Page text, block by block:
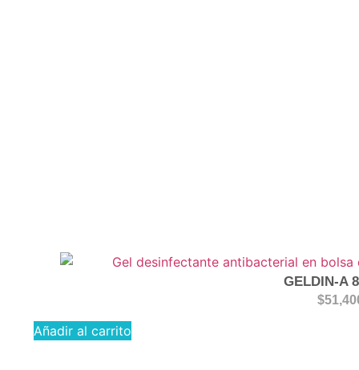
GELDIN-A
$
Añadir al carrito